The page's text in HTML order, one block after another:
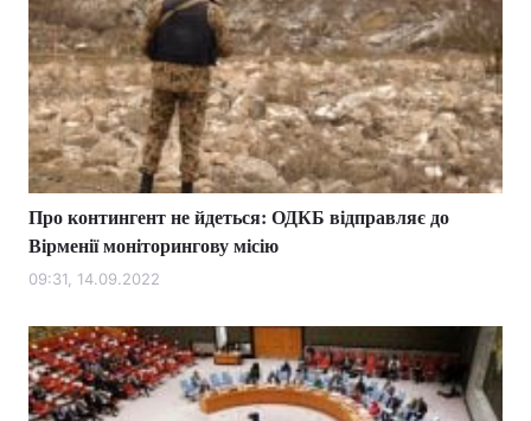
Про контингент не йдеться: ОДКБ відправляє до
Вірменії моніторингову місію
09:31, 14.09.2022